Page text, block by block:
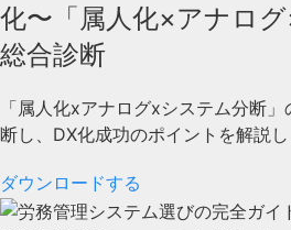
化〜「属人化×アナログ
総合診断
「属人化xアナログxシステム分断
断し、DX化成功のポイントを解説し
ダウンロードする